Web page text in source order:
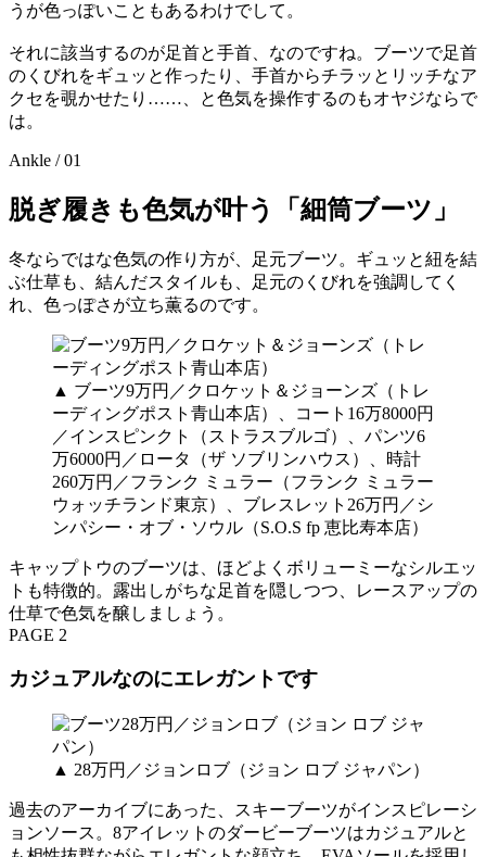
うが色っぽいこともあるわけでして。
それに該当するのが足首と手首、なのですね。ブーツで足首
のくびれをギュッと作ったり、手首からチラッとリッチなア
クセを覗かせたり……、と色気を操作するのもオヤジならで
は。
Ankle / 01
脱ぎ履きも色気が叶う「細筒ブーツ」
冬ならではな色気の作り方が、足元ブーツ。ギュッと紐を結
ぶ仕草も、結んだスタイルも、足元のくびれを強調してく
れ、色っぽさが立ち薫るのです。
▲ ブーツ9万円／クロケット＆ジョーンズ（トレ
ーディングポスト青山本店）、コート16万8000円
／インスピンクト（ストラスブルゴ）、パンツ6
万6000円／ロータ（ザ ソブリンハウス）、時計
260万円／フランク ミュラー（フランク ミュラー
ウォッチランド東京）、ブレスレット26万円／シ
ンパシー・オブ・ソウル（S.O.S fp 恵比寿本店）
キャップトウのブーツは、ほどよくボリューミーなシルエッ
トも特徴的。露出しがちな足首を隠しつつ、レースアップの
仕草で色気を醸しましょう。
PAGE 2
カジュアルなのにエレガントです
▲ 28万円／ジョンロブ（ジョン ロブ ジャパン）
過去のアーカイブにあった、スキーブーツがインスピレーシ
ョンソース。8アイレットのダービーブーツはカジュアルと